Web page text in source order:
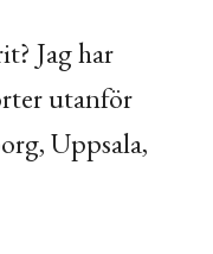
Jag har
utanför
Uppsala,